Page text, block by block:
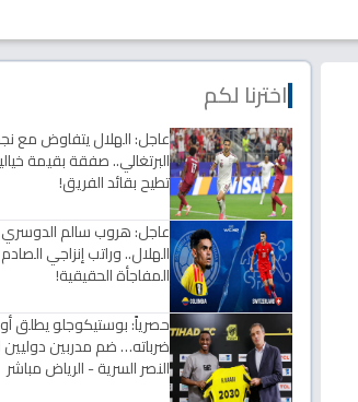
اخترنا لكم
عاجل: الهلال يتفاوض مع
البرتغالي.. صفقة بقيمة
تطيح بقائد الفريق!
عاجل: هروب سالم
الهلال.. وراتب إنزاجي
المفاجأة الحقيقية!
حصرياً: بوستيكوجلو يطلق
ضرباته… ضم مدربين
النصر السرية - الرياض مباشر